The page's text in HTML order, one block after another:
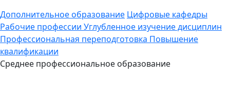
Дополнительное образование Цифровые кафедры
Рабочие профессии Углубленное изучение дисциплин
Профессиональная переподготовка Повышение
квалификации
Среднее профессиональное образование